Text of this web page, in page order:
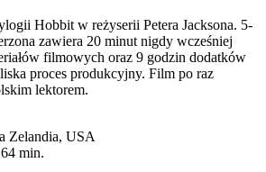
Hobbit w reżyserii Petera Jacksona. 5-
zawiera 20 minut nigdy wcześniej
filmowych oraz 9 godzin dodatków
proces produkcyjny. Film po raz
lektorem.
Zelandia, USA
min.